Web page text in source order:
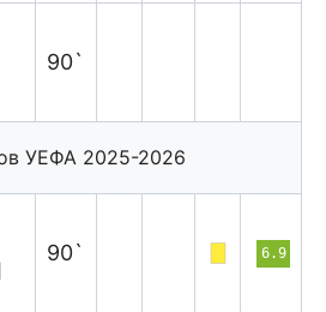
90`
УЕФА 2025-2026
90` 6.9